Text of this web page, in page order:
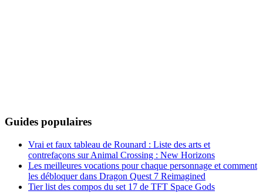
Guides populaires
Vrai et faux tableau de Rounard : Liste des arts et
contrefaçons sur Animal Crossing : New Horizons
Les meilleures vocations pour chaque personnage et comment
les débloquer dans Dragon Quest 7 Reimagined
Tier list des compos du set 17 de TFT Space Gods